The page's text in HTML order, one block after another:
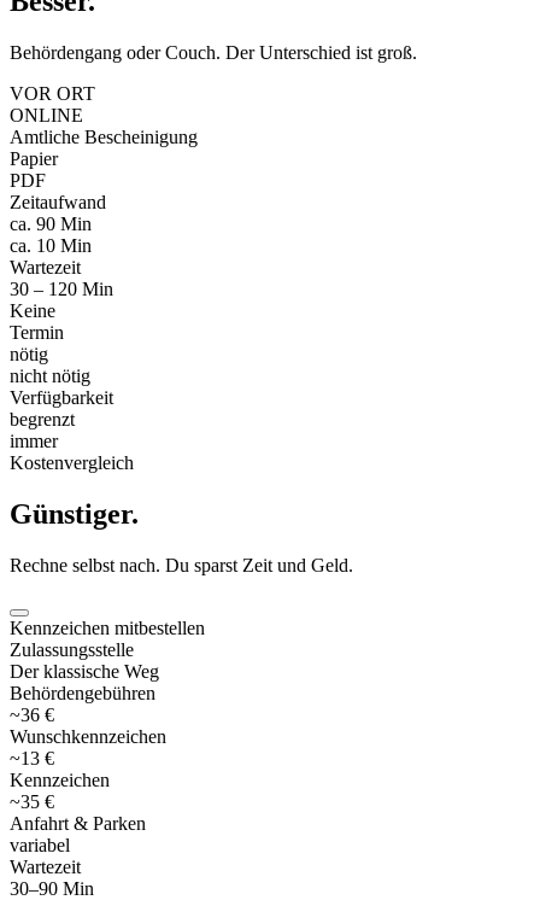
Behördengang oder Couch. Der Unterschied ist groß.
VOR ORT
ONLINE
Amtliche Bescheinigung
Papier
PDF
Zeitaufwand
ca. 90 Min
ca. 10 Min
Wartezeit
30 – 120 Min
Keine
Termin
nötig
nicht nötig
Verfügbarkeit
begrenzt
immer
Kostenvergleich
Günstiger.
Rechne selbst nach. Du sparst Zeit und Geld.
Kennzeichen mitbestellen
Zulassungsstelle
Der klassische Weg
Behördengebühren
~36 €
Wunschkennzeichen
~13 €
Kennzeichen
~35 €
Anfahrt & Parken
variabel
Wartezeit
30–90 Min